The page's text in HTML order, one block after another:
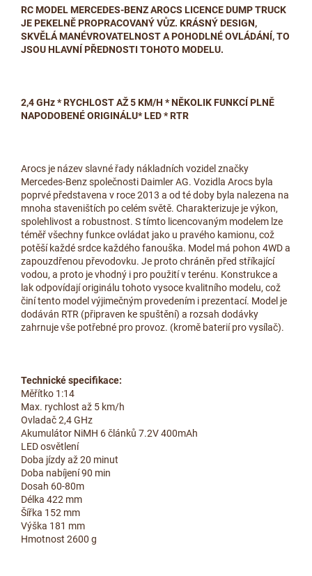
RC MODEL MERCEDES-BENZ AROCS LICENCE DUMP TRUCK
JE PEKELNĚ PROPRACOVANÝ VŮZ. KRÁSNÝ DESIGN,
SKVĚLÁ MANÉVROVATELNOST A POHODLNÉ OVLÁDÁNÍ, TO
JSOU HLAVNÍ PŘEDNOSTI TOHOTO MODELU.
2,4 GHz * RYCHLOST AŽ 5 KM/H * NĚKOLIK FUNKCÍ PLNĚ
NAPODOBENÉ ORIGINÁLU* LED * RTR
Arocs je název slavné řady nákladních vozidel značky
Mercedes-Benz společnosti Daimler AG. Vozidla Arocs byla
poprvé představena v roce 2013 a od té doby byla nalezena na
mnoha staveništích po celém světě. Charakterizuje je výkon,
spolehlivost a robustnost. S tímto licencovaným modelem lze
téměř všechny funkce ovládat jako u pravého kamionu, což
potěší každé srdce každého fanouška. Model má pohon 4WD a
zapouzdřenou převodovku. Je proto chráněn před stříkající
vodou, a proto je vhodný i pro použití v terénu. Konstrukce a
lak odpovídají originálu tohoto vysoce kvalitního modelu, což
činí tento model výjimečným provedením i prezentací. Model je
dodáván RTR (připraven ke spuštění) a rozsah dodávky
zahrnuje vše potřebné pro provoz. (kromě baterií pro vysílač).
Technické specifikace:
Měřítko 1:14
Max. rychlost až 5 km/h
Ovladač 2,4 GHz
Akumulátor NiMH 6 článků 7.2V 400mAh
LED osvětlení
Doba jízdy až 20 minut
Doba nabíjení 90 min
Dosah 60-80m
Délka 422 mm
Šířka 152 mm
Výška 181 mm
Hmotnost 2600 g